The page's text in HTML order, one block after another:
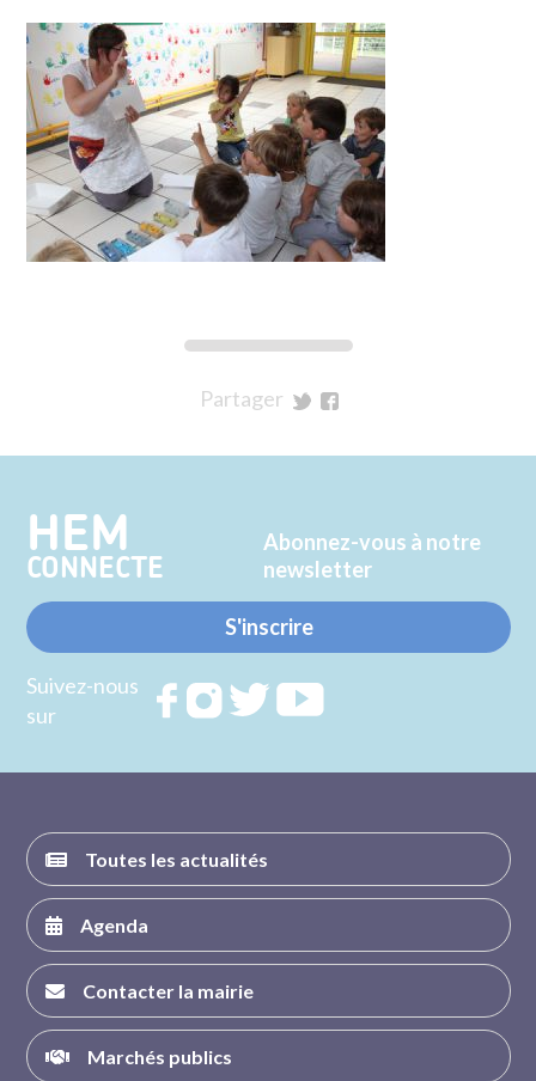
Partager
Twitter
Facebook
HEM
CONNECTE
Abonnez-vous à notre
newsletter
S'inscrire
Suivez-nous
sur
RejoignezRejoignezRejoignez
Toutes les actualités
Agenda
Contacter la mairie
Marchés publics